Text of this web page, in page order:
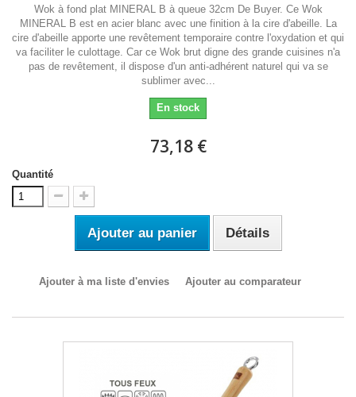
Wok à fond plat MINERAL B à queue 32cm De Buyer. Ce Wok
MINERAL B est en acier blanc avec une finition à la cire d'abeille. La
cire d'abeille apporte une revêtement temporaire contre l'oxydation et qui
va faciliter le culottage. Car ce Wok brut digne des grande cuisines n'a
pas de revêtement, il dispose d'un anti-adhérent naturel qui va se
sublimer avec...
En stock
73,18 €
Quantité
Ajouter au panier Détails
Ajouter à ma liste d'envies Ajouter au comparateur